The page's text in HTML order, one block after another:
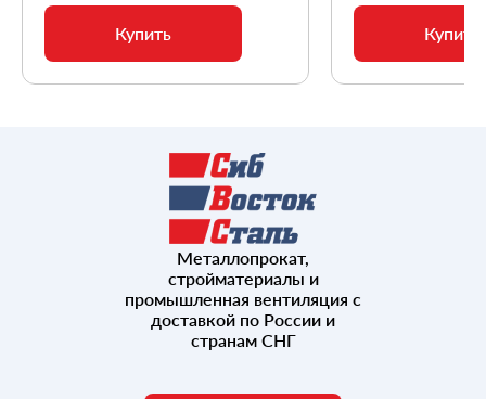
Купить Купить
Металлопрокат,
стройматериалы и
промышленная вентиляция с
доставкой по России и
странам СНГ